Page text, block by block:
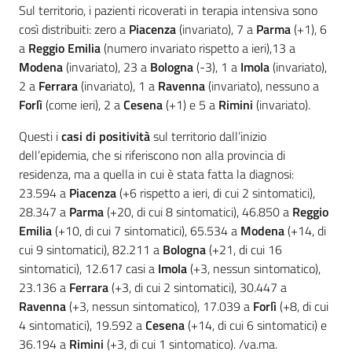
Sul territorio, i pazienti ricoverati in terapia intensiva sono
così distribuiti: zero a Piacenza(invariato), 7 a Parma(+1), 6
a Reggio Emilia(numero invariato rispetto a ieri),13 a
Modena(invariato), 23 a Bologna(-3), 1 a Imola(invariato),
2 a Ferrara(invariato), 1 a Ravenna(invariato), nessuno a
Forlì(come ieri), 2 aCesena(+1) e 5 a Rimini (invariato).
Questi icasi di positivitàsul territorio dall’inizio
dell’epidemia, che si riferiscono non alla provincia di
residenza, ma a quella in cui è stata fatta la diagnosi:
23.594 a Piacenza(+6 rispetto a ieri, di cui 2 sintomatici),
28.347 a Parma(+20, di cui 8 sintomatici), 46.850 a Reggio
Emilia(+10, di cui 7 sintomatici), 65.534 a Modena(+14, di
cui 9 sintomatici), 82.211 a Bologna(+21, di cui 16
sintomatici), 12.617 casi a Imola(+3, nessun sintomatico),
23.136 a Ferrara(+3, di cui 2 sintomatici), 30.447 a
Ravenna(+3, nessun sintomatico), 17.039 a Forlì(+8, di cui
4 sintomatici), 19.592 aCesena(+14, di cui 6 sintomatici) e
36.194 a Rimini (+3, di cui 1 sintomatico). /va.ma.